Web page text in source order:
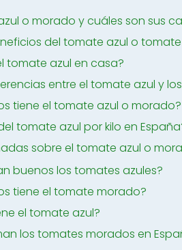
o morado y cuáles son sus
del tomate azul o
tomate azul en casa?
entre el tomate azul y
tiene el tomate azul o morado?
tomate azul por kilo en
sobre el tomate azul o
buenos los tomates azules?
tiene el tomate morado?
el tomate azul?
los tomates morados en